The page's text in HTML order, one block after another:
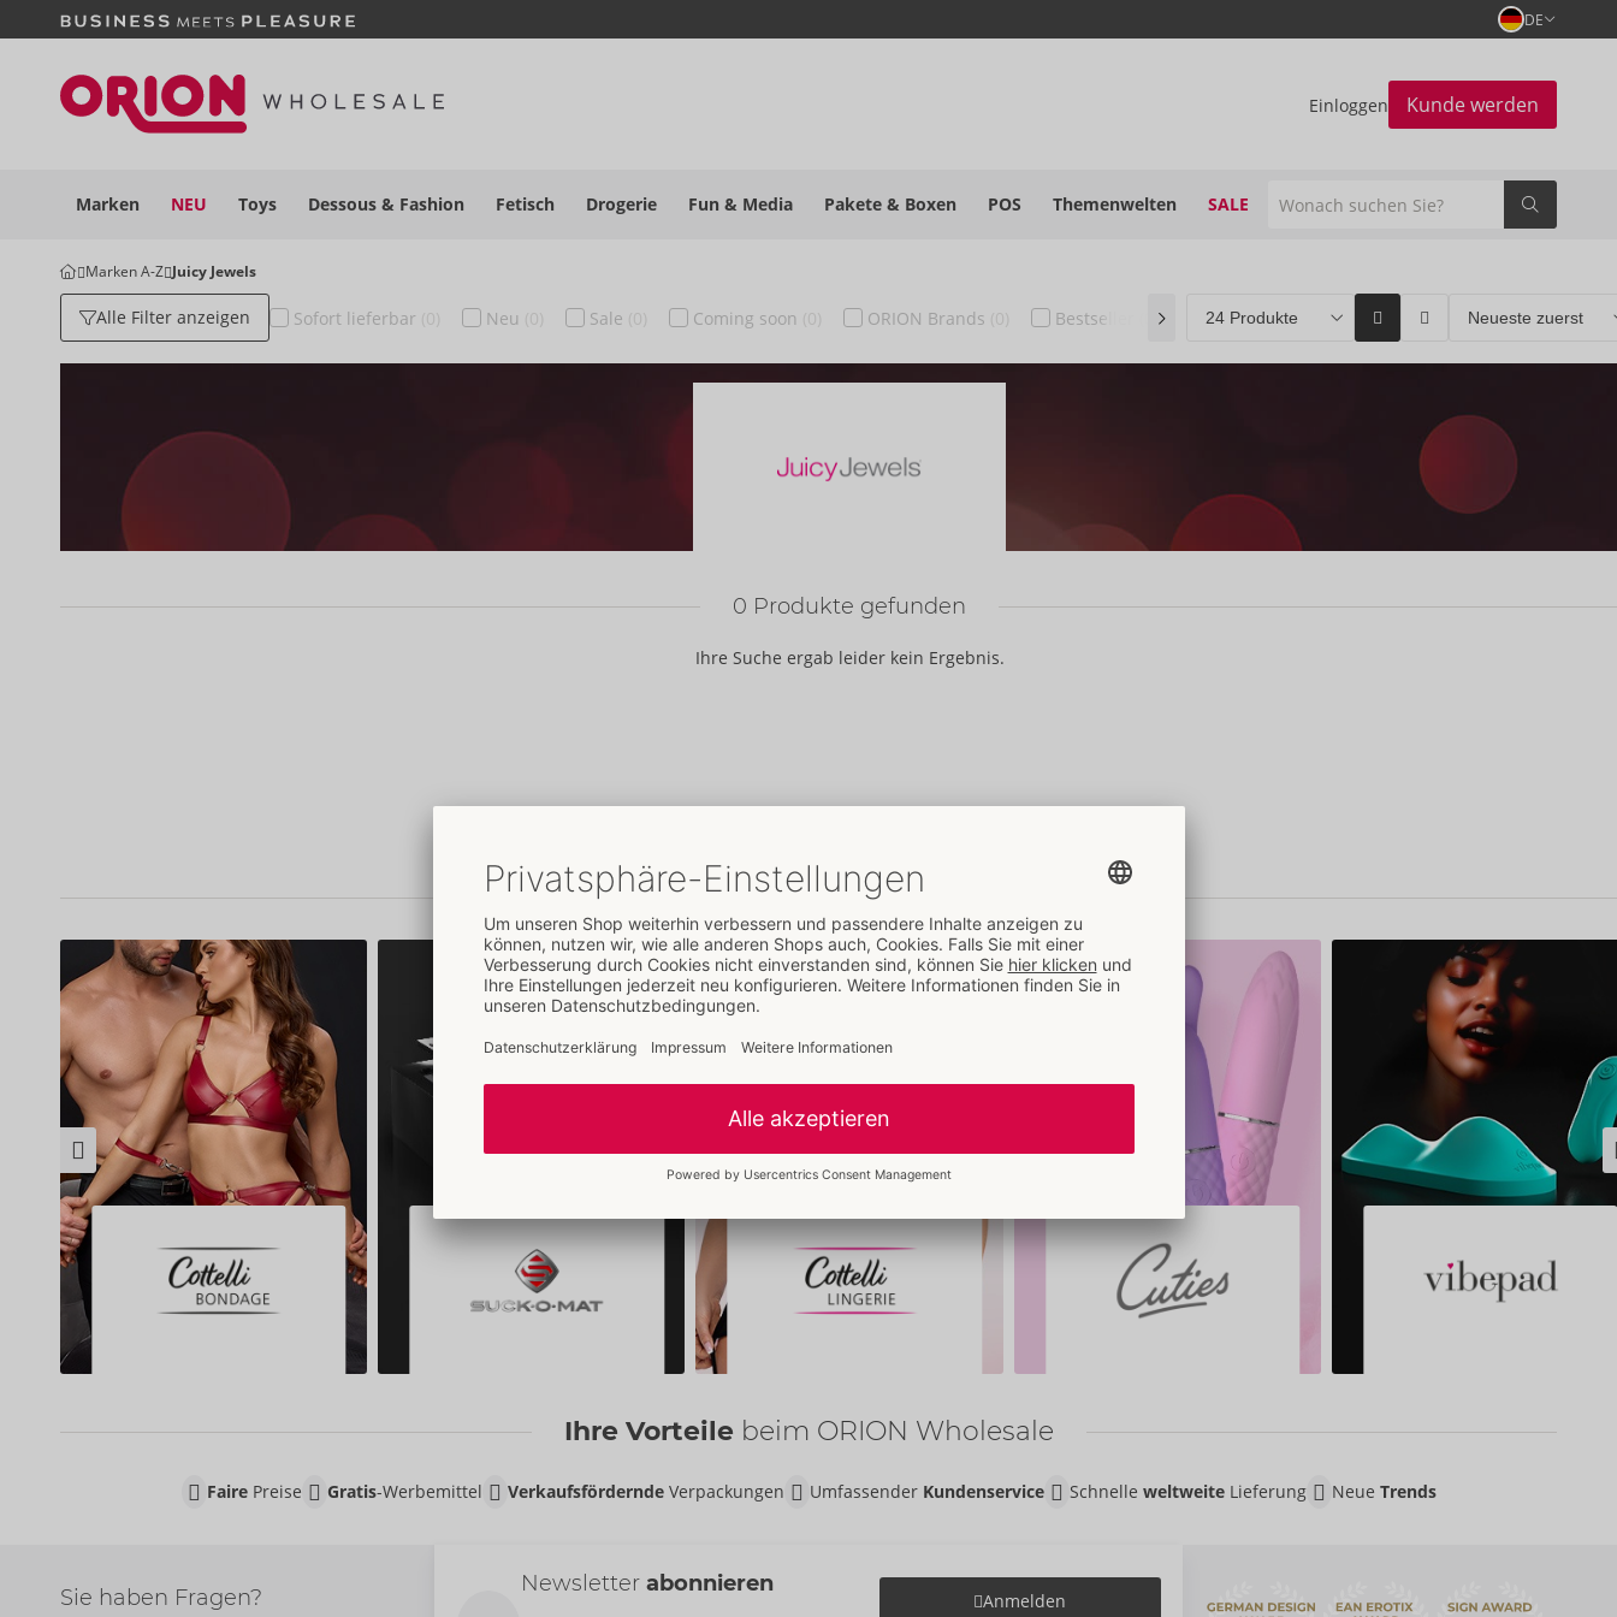
DE
Einloggen Kunde werden
Marken NEU Toys Dessous & Fashion Fetisch Drogerie Fun & Media Pakete & Boxen POS Themenwelten SALE
Marken A-Z Juicy Jewels
Alle Filter anzeigen Sofort lieferbar (0) Neu (0) Sale (0) Coming soon (0) ORION Brands (0) Bestseller
0 Produkte gefunden
Ihre Suche ergab leider kein Ergebnis.
ORIONMarken
Ihre Vorteile beim ORION Wholesale
FairePreise Gratis-Werbemittel VerkaufsförderndeVerpackungen Umfassender Kundenservice Schnelle weltweiteLieferung Neue Trends
Sie haben Fragen?
Newsletter abonnieren
Anmelden